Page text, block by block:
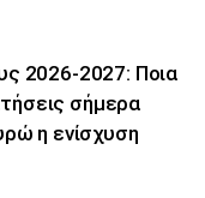
2026-2027: Ποια
σήμερα
η ενίσχυση